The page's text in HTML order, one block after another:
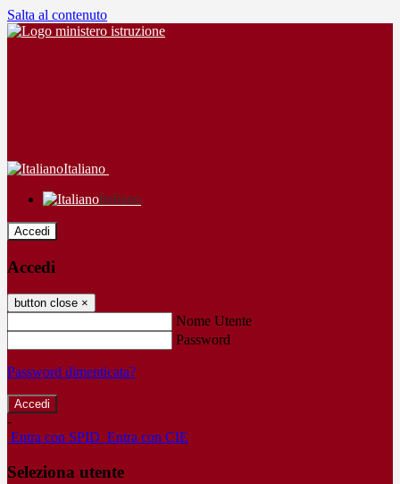
Salta al contenuto
Italiano
Italiano
Accedi
Accedi
button close ×
Nome Utente
Password
Password dimenticata?
-
Entra con SPID Entra con CIE
Seleziona utente